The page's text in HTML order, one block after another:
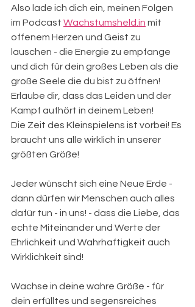
Also lade ich dich ein, meinen Folgen
im Podcast Wachstumsheld.in mit
offenem Herzen und Geist zu
lauschen - die Energie zu empfange
und dich für dein großes Leben als die
große Seele die du bist zu öffnen!
Erlaube dir, dass das Leiden und der
Kampf aufhört in deinem Leben!
Die Zeit des Kleinspielens ist vorbei! Es
braucht uns alle wirklich in unserer
größten Größe!
Jeder wünscht sich eine Neue Erde -
dann dürfen wir Menschen auch alles
dafür tun - in uns! - dass die Liebe, das
echte Miteinander und Werte der
Ehrlichkeit und Wahrhaftigkeit auch
Wirklichkeit sind!
Wachse in deine wahre Größe - für
dein erfülltes und segensreiches